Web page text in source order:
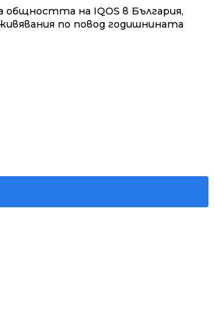
на IQOS в България,
по повод годишнината